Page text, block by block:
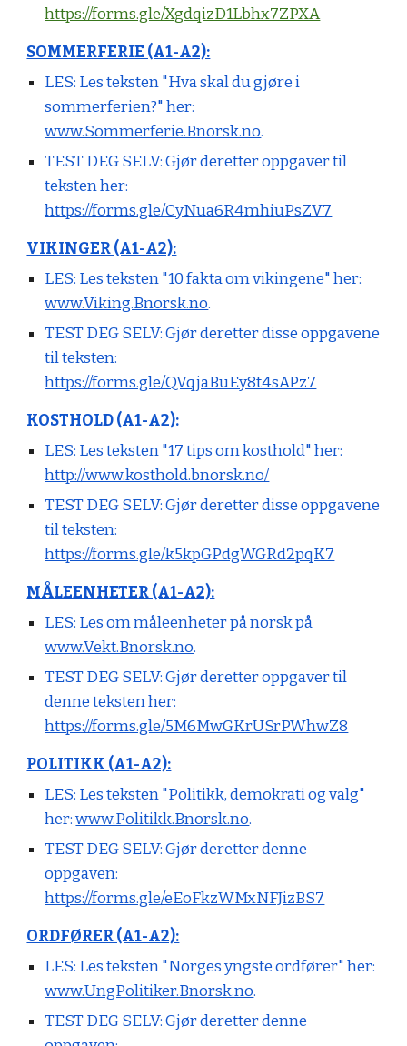
https://forms.gle/XgdqizD1Lbhx7ZPXA
SOMMERFERIE (A1-A2):
LES: Les teksten "Hva skal du gjøre i
sommerferien?" her:
www.Sommerferie.Bnorsk.no.
TEST DEG SELV:Gjør deretter oppgaver til
teksten her:
https://forms.gle/CyNua6R4mhiuPsZV7
VIKINGER (A1-A2):
LES: Les teksten "10 fakta om vikingene" her:
www.Viking.Bnorsk.no.
TEST DEG SELV:Gjør deretter disse oppgavene
til teksten:
https://forms.gle/QVqjaBuEy8t4sAPz7
KOSTHOLD (A1-A2):
LES: Les teksten "17 tips om kosthold" her:
http://www.kosthold.bnorsk.no/
TEST DEG SELV:Gjør deretter disse oppgavene
til teksten:
https://forms.gle/k5kpGPdgWGRd2pqK7
MÅLEENHETER (A1-A2):
LES: Les om måleenheter på norsk på
www.Vekt.Bnorsk.no.
TEST DEG SELV:Gjør deretter oppgaver til
denne teksten her:
https://forms.gle/5M6MwGKrUSrPWhwZ8
POLITIKK (A1-A2):
LES: Les teksten "Politikk, demokrati og valg"
her:www.Politikk.Bnorsk.no.
TEST DEG SELV:Gjør deretter denne
oppgaven:
https://forms.gle/eEoFkzWMxNFJizBS7
ORDFØRER (A1-A2):
LES: Les teksten "Norges yngste ordfører" her:
www.UngPolitiker.Bnorsk.no.
TEST DEG SELV:Gjør deretter denne